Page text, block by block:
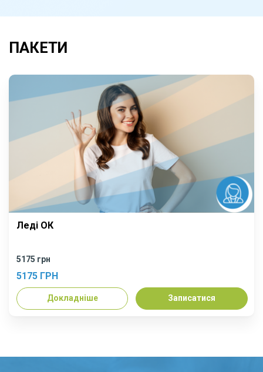
ПАКЕТИ
Леді ОК
5175 грн
5175 ГРН
Докладніше Записатися